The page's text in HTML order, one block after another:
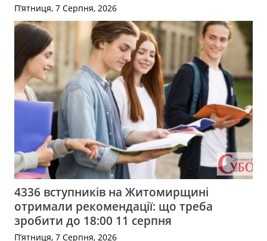
П’ятниця, 7 Серпня, 2026
4336 вступників на Житомирщині
отримали рекомендації: що треба
зробити до 18:00 11 серпня
П’ятниця, 7 Серпня, 2026